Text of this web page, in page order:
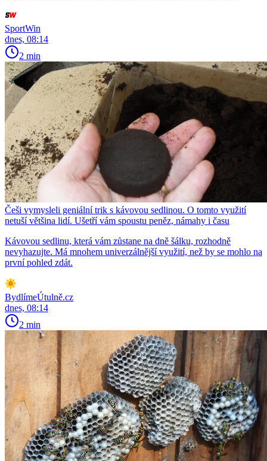
SportWin
dnes, 08:14
2 min
Češi vymysleli geniální trik s kávovou sedlinou. O tomto využití
netuší většina lidí. Ušetří vám spoustu peněz, námahy i času
Kávovou sedlinu, která vám zůstane na dně šálku, rozhodně
nevyhazujte. Má mnohem univerzálnější využití, než by se mohlo na
první pohled zdát.
BydlímeÚtulně.cz
dnes, 08:14
2 min